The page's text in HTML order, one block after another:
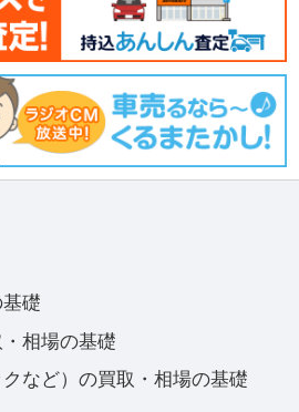
礎
相場の基礎
など）の買取・相場の基礎